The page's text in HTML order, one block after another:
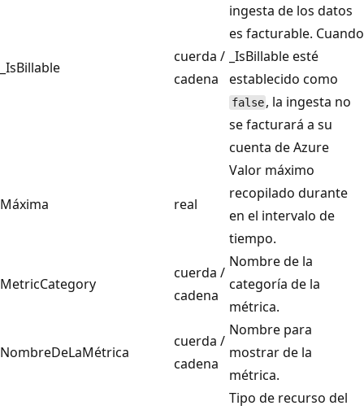
_IsBillable
cuerda /
cadena
ingesta de los datos
es facturable. Cuando
_IsBillable esté
establecido como
false , la ingesta no
se facturará a su
cuenta de Azure
Máxima real
Valor máximo
recopilado durante
en el intervalo de
tiempo.
MetricCategory
cuerda /
cadena
Nombre de la
categoría de la
métrica.
NombreDeLaMétrica
cuerda /
cadena
Nombre para
mostrar de la
métrica.
Tipo de recurso del